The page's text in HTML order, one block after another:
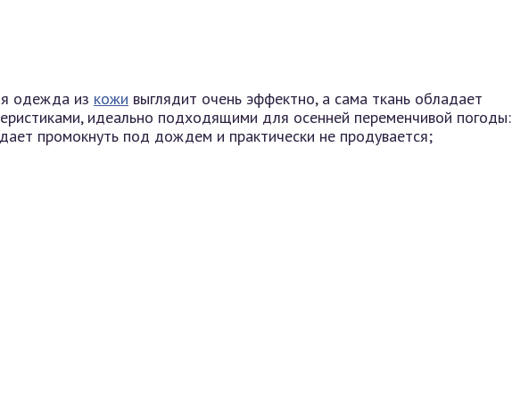
одежда из кожи выглядит очень эффектно, а сама ткань обладает
идеально подходящими для осенней переменчивой погоды:
промокнуть под дождем и практически не продувается;